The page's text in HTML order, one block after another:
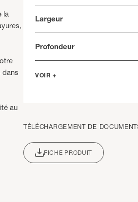
la
dans
au
Largeur
Profondeur
VOIR +
TÉLÉCHARGEMENT DE
FICHE PRODUIT